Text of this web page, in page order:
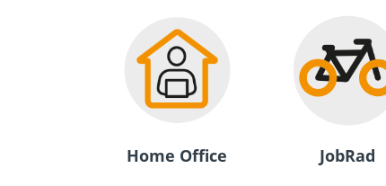
Home Office JobRad